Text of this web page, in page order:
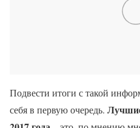
Подвести итоги с такой
себя в первую очередь.